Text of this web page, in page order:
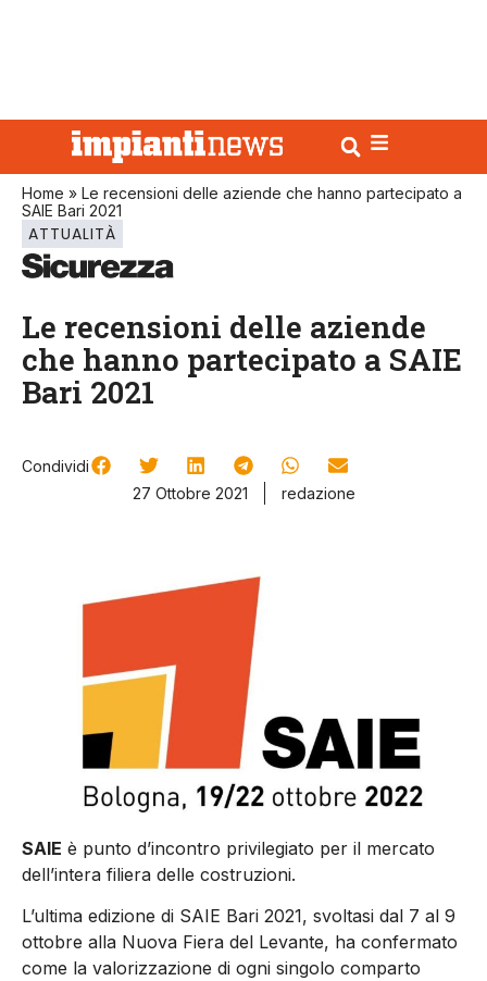
Home » Le recensioni delle aziende che hanno partecipato a
SAIE Bari 2021
ATTUALITÀ
Le recensioni delle aziende
che hanno partecipato a SAIE
Bari 2021
Condividi
27 Ottobre 2021
redazione
SAIE è punto d’incontro privilegiato per il mercato
dell’intera filiera delle costruzioni.
L’ultima edizione di SAIE Bari 2021, svoltasi dal 7 al 9
ottobre alla Nuova Fiera del Levante, ha confermato
come la valorizzazione di ogni singolo comparto